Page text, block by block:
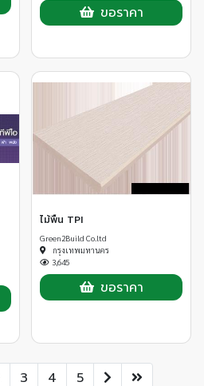
ขอราคา
ไม้พื้น TPI
Green2Build Co.ltd
กรุงเทพมหานคร
3,645
ขอราคา
3 4 5